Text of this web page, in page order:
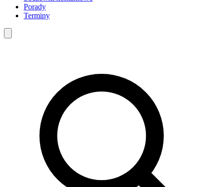
Porady
Terminy